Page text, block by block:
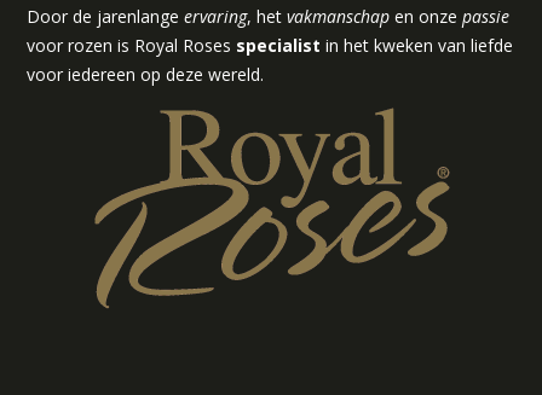
Door de jarenlange ervaring, het vakmanschap en onze passie
voor rozen is Royal Roses specialist in het kweken van liefde
voor iedereen op deze wereld.